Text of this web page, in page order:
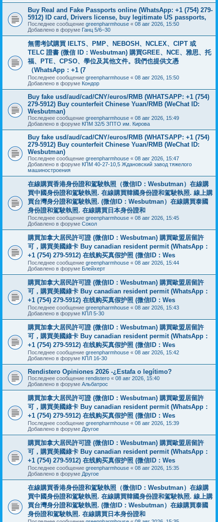
Buy Real and Fake Passports online (WhatsApp: +1 (754) 279-
5912) ID card, Drivers license, buy legitimate US passports,
Последнее сообщение greenpharmhouse « 08 авг 2026, 15:50
Добавлено в форуме Ганц 5/6–30
無需考試購買 IELTS、PMP、NEBOSH、NCLEX、CIPT 或
TELC 證書 (微信 ID：Wesbutman) 購買GREE、NCE、雅思、托
福、PTE、CPSO、學位及其他文件。我們也提供文憑
（WhatsApp：+1 (7
Последнее сообщение greenpharmhouse « 08 авг 2026, 15:50
Добавлено в форуме Кондор
Buy fake usd/aud/cad/CNY/euros/RMB (WHATSAPP: +1 (754)
279-5912) Buy counterfeit Chinese Yuan/RMB (WeChat ID:
Wesbutman)
Последнее сообщение greenpharmhouse « 08 авг 2026, 15:49
Добавлено в форуме КПМ 32/5 ЗПТО им. Кирова
Buy fake usd/aud/cad/CNY/euros/RMB (WHATSAPP: +1 (754)
279-5912) Buy counterfeit Chinese Yuan/RMB (WeChat ID:
Wesbutman)
Последнее сообщение greenpharmhouse « 08 авг 2026, 15:47
Добавлено в форуме КПМ 40-27-10,5 Ждановский завод тяжелого
машиностроения
在線購買香港身份證和駕駛執照（微信ID：Wesbutman）在線購
買中國身份證和駕駛執照. 在線購買韓國身份證和駕駛執照. 線上購
買台灣身分證和駕駛執照. (微信ID：Wesbutman）在線購買泰國
身份證和駕駛執照. 在線購買日本身份證和
Последнее сообщение greenpharmhouse « 08 авг 2026, 15:45
Добавлено в форуме Сокол
購買加拿大居民許可證 (微信ID：Wesbutman) 購買歐盟居留許
可，購買美國綠卡 Buy canadian resident permit (WhatsApp：
+1 (754) 279-5912) 在线购买真假护照 (微信ID：Wes
Последнее сообщение greenpharmhouse « 08 авг 2026, 15:44
Добавлено в форуме Блейхерт
購買加拿大居民許可證 (微信ID：Wesbutman) 購買歐盟居留許
可，購買美國綠卡 Buy canadian resident permit (WhatsApp：
+1 (754) 279-5912) 在线购买真假护照 (微信ID：Wes
Последнее сообщение greenpharmhouse « 08 авг 2026, 15:43
Добавлено в форуме КПЛ 5-30
購買加拿大居民許可證 (微信ID：Wesbutman) 購買歐盟居留許
可，購買美國綠卡 Buy canadian resident permit (WhatsApp：
+1 (754) 279-5912) 在线购买真假护照 (微信ID：Wes
Последнее сообщение greenpharmhouse « 08 авг 2026, 15:42
Добавлено в форуме КПЛ 16-30
Rendistero Opiniones 2026 -¿Estafa o legítimo?
Последнее сообщение rendistero « 08 авг 2026, 15:40
Добавлено в форуме Альбатрос
購買加拿大居民許可證 (微信ID：Wesbutman) 購買歐盟居留許
可，購買美國綠卡 Buy canadian resident permit (WhatsApp：
+1 (754) 279-5912) 在线购买真假护照 (微信ID：Wes
Последнее сообщение greenpharmhouse « 08 авг 2026, 15:39
Добавлено в форуме Другое
購買加拿大居民許可證 (微信ID：Wesbutman) 購買歐盟居留許
可，購買美國綠卡 Buy canadian resident permit (WhatsApp：
+1 (754) 279-5912) 在线购买真假护照 (微信ID：Wes
Последнее сообщение greenpharmhouse « 08 авг 2026, 15:35
Добавлено в форуме Другое
在線購買香港身份證和駕駛執照（微信ID：Wesbutman）在線購
買中國身份證和駕駛執照. 在線購買韓國身份證和駕駛執照. 線上購
買台灣身分證和駕駛執照. (微信ID：Wesbutman）在線購買泰國
身份證和駕駛執照. 在線購買日本身份證和